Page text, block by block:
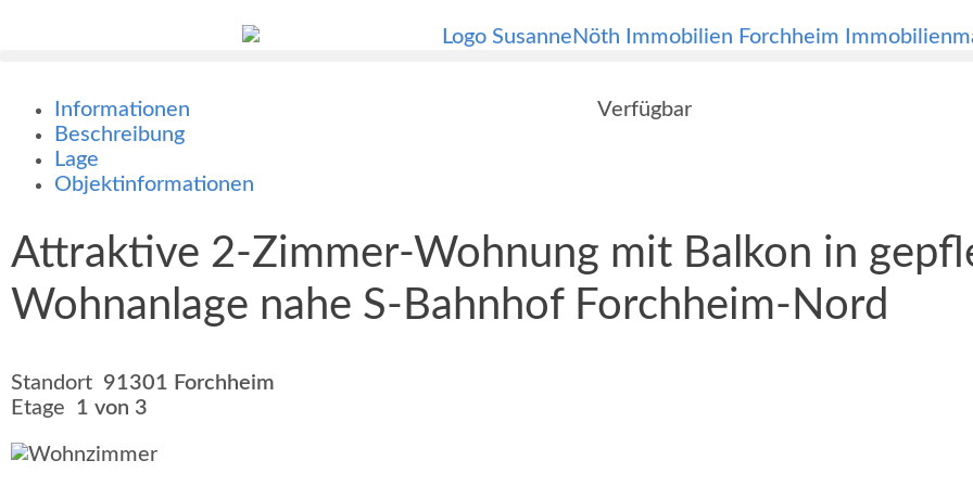
Informationen
Beschreibung
Lage
Objektinformationen
Verfügbar
Attraktive 2-Zimmer-Wohnung mit Balkon in
Wohnanlage nahe S-Bahnhof Forchheim-Nord
Standort 91301 Forchheim
Etage 1 von 3